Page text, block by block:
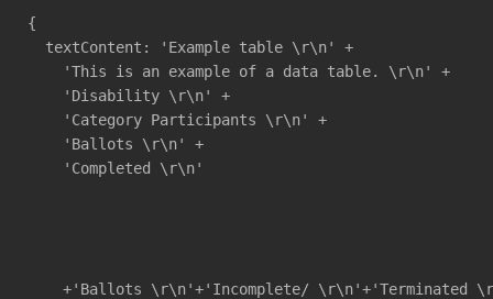
{
  textContent: 'Example table \r\n' +
    'This is an example of a data table. \r\n' +
    'Disability \r\n' +
    'Category Participants \r\n' +
    'Ballots \r\n' +
    'Completed \r\n'
+'Ballots \r\n'+'Incomplete/ \r\n'+'Terminated